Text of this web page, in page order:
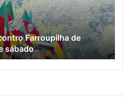
Farroupilha de
sábado
da
e